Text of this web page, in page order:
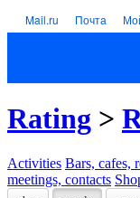
Mail.ru Почта
Rating >
Activities Bars, cafes,
meetings, contacts